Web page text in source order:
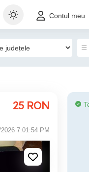
Contul meu
25 RON
7:01:54 PM